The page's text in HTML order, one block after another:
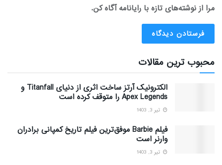
مرا از نوشته‌های تازه با رایانامه آگاه کن.
محبوب ترین مقالات
الکترونیک آرتز ساخت اثری از دنیای Titanfall و
Apex Legends را متوقف کرده است
تیر 3, 1403
فیلم Barbie موفق‌ترین فیلم تاریخ کمپانی برادران
وارنر است
تیر 3, 1403